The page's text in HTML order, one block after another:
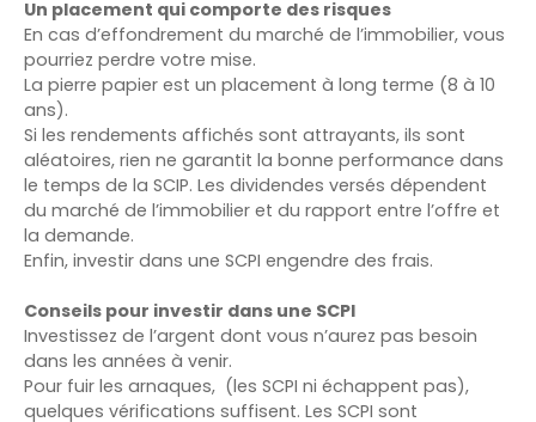
Un placement qui comporte des risques
En cas d’effondrement du marché de l’immobilier, vous
pourriez perdre votre mise.
La pierre papier est un placement à long terme (8 à 10
ans).
Si les rendements affichés sont attrayants, ils sont
aléatoires, rien ne garantit la bonne performance dans
le temps de la SCIP. Les dividendes versés dépendent
du marché de l’immobilier et du rapport entre l’offre et
la demande.
Enfin, investir dans une SCPI engendre des frais.
Conseils pour investir dans une SCPI
Investissez de l’argent dont vous n’aurez pas besoin
dans les années à venir.
Pour fuir les arnaques, (les SCPI ni échappent pas),
quelques vérifications suffisent. Les SCPI sont